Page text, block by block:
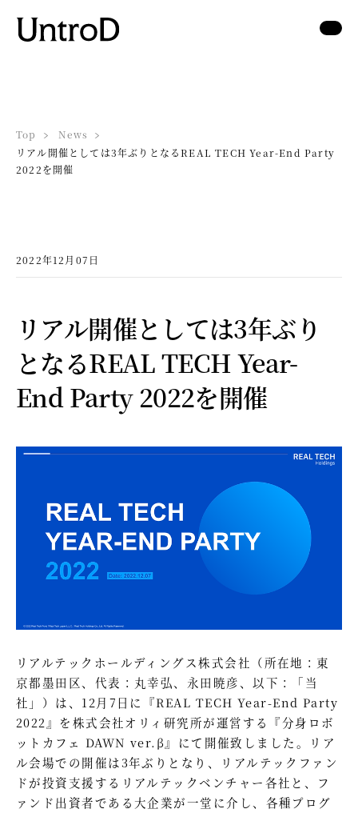
Top
News
リアル開催としては3年ぶりとなるREAL TECH Year-End Party
2022を開催
2022年12月07日
リアル開催としては3年ぶり
となるREAL TECH Year-
End Party 2022を開催
リアルテックホールディングス株式会社（所在地：東
京都墨田区、代表：丸幸弘、永田暁彦、以下：「当
社」）は、12月7日に『REAL TECH Year-End Party
2022』を株式会社オリィ研究所が運営する『分身ロボ
ットカフェ DAWN ver.β』にて開催致しました。リア
ル会場での開催は3年ぶりとなり、リアルテックファン
ドが投資支援するリアルテックベンチャー各社と、フ
ァンド出資者である大企業が一堂に介し、各種プログ